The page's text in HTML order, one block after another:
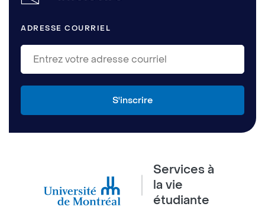
ADRESSE COURRIEL
Services à
la vie
étudiante